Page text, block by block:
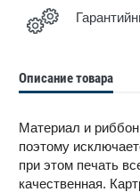
Описание товара
Материал и
поэтому
при этом печать
качественная.